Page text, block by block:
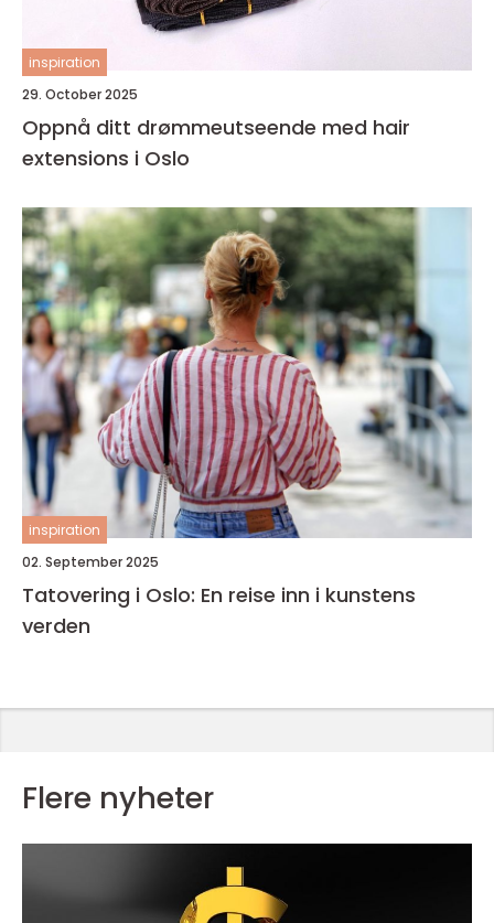
inspiration
29. October 2025
Oppnå ditt drømmeutseende med hair
extensions i Oslo
inspiration
02. September 2025
Tatovering i Oslo: En reise inn i kunstens
verden
Flere nyheter